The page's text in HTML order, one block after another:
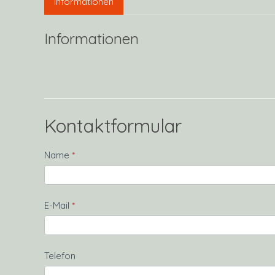
Informationen
Kontaktformular
Kontakt
Name *
E-Mail *
Telefon